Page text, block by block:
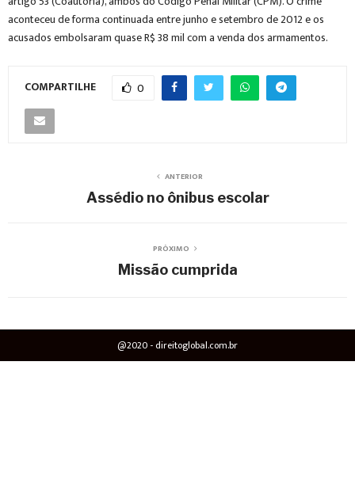
aconteceu de forma continuada entre junho e setembro de 2012 e os
acusados embolsaram quase R$ 38 mil com a venda dos armamentos.
COMPARTILHE 0
ANTERIOR
Assédio no ônibus escolar
PRÓXIMO
Missão cumprida
@2020 - direitoglobal.com.br